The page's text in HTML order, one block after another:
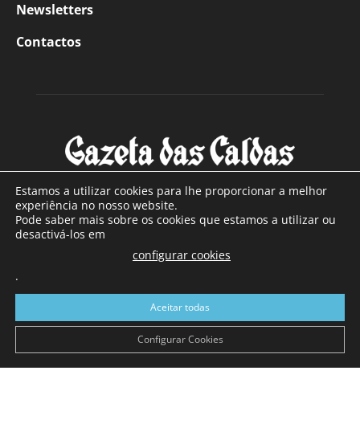
Newsletters
Contactos
SOBRE NÓS
Com sede nas Caldas da Rainha e mais de 90 anos de
a sul de distrito de Leiria, com mais de 40.000 leitores por
toda a região Oeste. Jornal com distribuição em Portugal
Continental e assinatura online.
Estamos a utilizar cookies para lhe proporcionar a melhor
experiência no nosso website.
Pode saber mais sobre os cookies que estamos a utilizar ou
desactivá-los em
configurar cookies
.
Aceitar todas
Configurar Cookies